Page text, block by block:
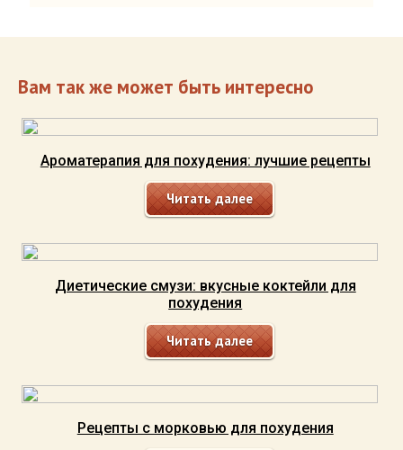
Вам так же может быть интересно
Ароматерапия для похудения: лучшие рецепты
Читать далее
Диетические смузи: вкусные коктейли для
похудения
Читать далее
Рецепты с морковью для похудения